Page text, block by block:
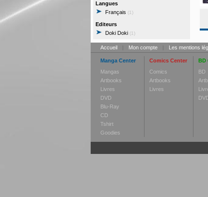
Langues
Français (1)
Editeurs
Doki Doki (1)
Accueil | Mon compte | Les mentions
Manga Center
Mangas
Artbooks
Livres
DVD
Blu-Ray
CD
Tshirt
Goodies
Comics Center
Comics
Artbooks
Livres
BD
BD